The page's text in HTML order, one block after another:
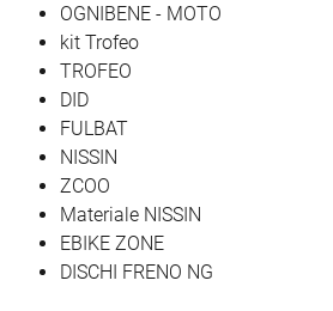
OGNIBENE - MOTO
kit Trofeo
TROFEO
DID
FULBAT
NISSIN
ZCOO
Materiale NISSIN
EBIKE ZONE
DISCHI FRENO NG